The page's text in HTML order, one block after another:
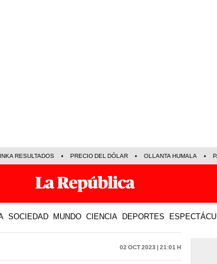
RESULTADOS PRECIO DEL DÓLAR OLLANTA HUMALA
SOCIEDAD MUNDO CIENCIA DEPORTES
02 Oct 2023 | 21:01 h